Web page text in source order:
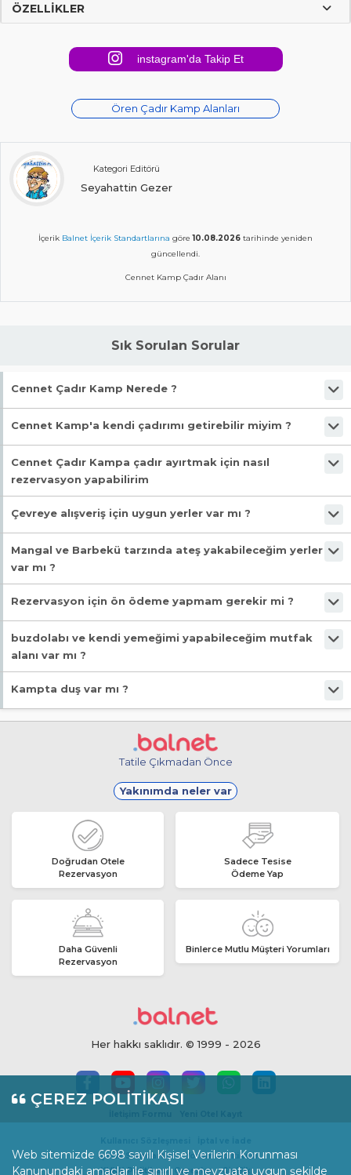
ÇEREZ POLİTİKASI
Web sitemizde 6698 sayılı Kişisel Verilerin Korunması
Kanunundaki amaçlar ile sınırlı ve mevzuata uygun şekilde
ÖZELLIKLER
instagram'da Takip Et
Ören Çadır Kamp Alanları
Kategori Editörü
Seyahattin Gezer
İçerik Balnet İçerik Standartlarına göre10.08.2026 tarihinde yeniden
güncellendi.
Cennet Kamp Çadır Alanı
Sık Sorulan Sorular
Cennet Çadır Kamp Nerede ?
Burhaniye Ören'de , Ören Merkez'de denize çok yakın mesafededir.
Cennet Kamp'a kendi çadırımı getirebilir miyim ?
Evet.. Kendi çadırızı getirerek kamp yapabilirsiniz.
Cennet Çadır Kampa çadır ayırtmak için nasıl
rezervasyon yapabilirim
Cennet Kampa mesaj göndererek, tesis telefonlarını arayarak
Çevreye alışveriş için uygun yerler var mı ?
Evet. Cennet Kamp Merkezi bir konumda ve çevrede marketler,
Mangal ve Barbekü tarzında ateş yakabileceğim yerler
var mı ?
Evet. Mangal yapmak ve ateş yakmak için özel alanı mevcuttur
Rezervasyon için ön ödeme yapmam gerekir mi ?
Yaz dönemi yoğun dönemde yer ayırttığınızda ön ödeme alınıyor,
fakat daha sakin sezonda ön ödeme talep edilmiyor.
buzdolabı ve kendi yemeğimi yapabileceğim mutfak
alanı var mı ?
Evet. İki çadırın ortak kullandığı buzdolabı ve ortak mutfak alanı
Kampta duş var mı ?
Evet. Kamp alanında ortak duş alanı mevcuttur.
Tatile Çıkmadan Önce
Yakınımda neler var
Doğrudan Otele
Rezervasyon
Sadece Tesise
Ödeme Yap
Daha Güvenli
Rezervasyon
Binlerce Mutlu Müşteri Yorumları
Her hakkı saklıdır. © 1999 - 2026
İçerik Standartları
Yorum Politikası
KVKK Politikası
Çerezler Gizlilik